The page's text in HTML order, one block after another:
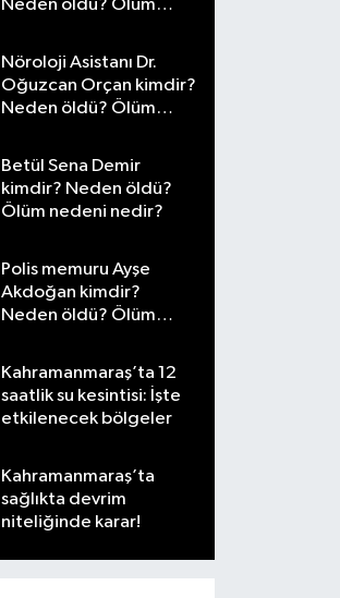
Neden öldü? Ölüm
Nöroloji Asistanı Dr.
Oğuzcan Orçan kimdir?
Neden öldü? Ölüm
Betül Sena Demir
kimdir? Neden öldü?
Ölüm nedeni nedir?
Polis memuru Ayşe
Akdoğan kimdir?
Neden öldü? Ölüm
Kahramanmaraş’ta 12
saatlik su kesintisi: İşte
etkilenecek bölgeler
Kahramanmaraş’ta
sağlıkta devrim
niteliğinde karar!